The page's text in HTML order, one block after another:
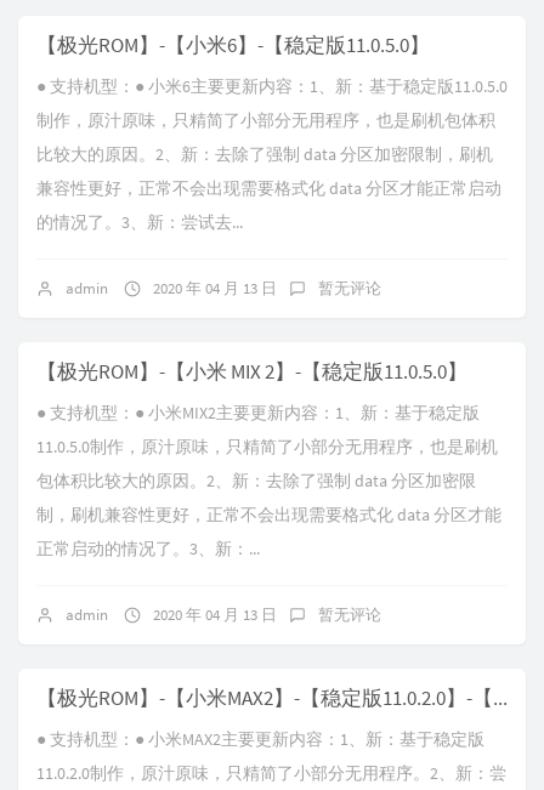
【极光ROM】-【小米6】-【稳定版11.0.5.0】
● 支持机型：● 小米6主要更新内容：1、新：基于稳定版11.0.5.0
制作，原汁原味，只精简了小部分无用程序，也是刷机包体积
比较大的原因。2、新：去除了强制 data 分区加密限制，刷机
兼容性更好，正常不会出现需要格式化 data 分区才能正常启动
的情况了。3、新：尝试去...
admin 2020 年 04 月 13 日 暂无评论
【极光ROM】-【小米 MIX 2】-【稳定版11.0.5.0】
● 支持机型：● 小米MIX2主要更新内容：1、新：基于稳定版
11.0.5.0制作，原汁原味，只精简了小部分无用程序，也是刷机
包体积比较大的原因。2、新：去除了强制 data 分区加密限
制，刷机兼容性更好，正常不会出现需要格式化 data 分区才能
正常启动的情况了。3、新：...
admin 2020 年 04 月 13 日 暂无评论
【极光ROM】-【小米MAX2】-【稳定版11.0.2.0】-【极度纯净版】
● 支持机型：● 小米MAX2主要更新内容：1、新：基于稳定版
11.0.2.0制作，原汁原味，只精简了小部分无用程序。2、新：尝